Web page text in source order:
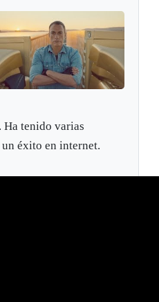
Ha tenido varias
éxito en internet.